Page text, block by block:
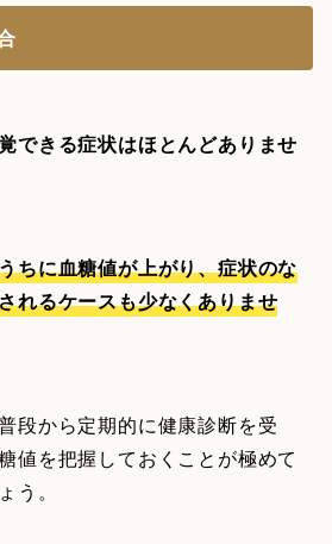
できる症状はほとんどありませ
ちに血糖値が上がり、症状のな
れるケースも少なくありませ
段から定期的に健康診断を受
値を把握しておくことが極めて
う。